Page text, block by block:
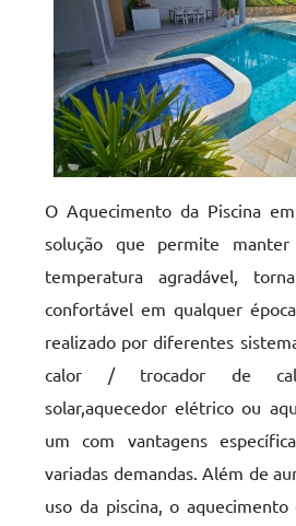
O Aquecimento da Piscina
solução que permite
temperatura agradável,
confortável em qualquer
realizado por diferentes
calor / trocador de
solar,aquecedor elétrico ou
um com vantagens
variadas demandas. Além de
uso da piscina, o